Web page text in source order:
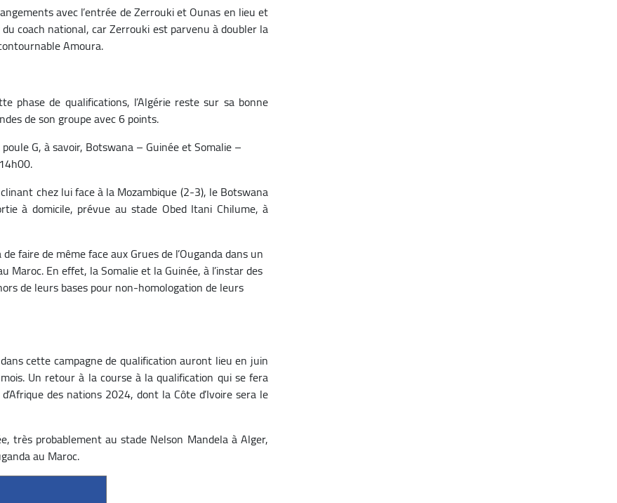
avec l’entrée de Zerrouki et Ounas en lieu et
coach national, car Zerrouki est parvenu à doubler la
Amoura.
phase de qualifications, l’Algérie reste sur sa bonne
de son groupe avec 6 points.
G, à savoir, Botswana – Guinée et Somalie –
chez lui face à la Mozambique (2-3), le Botswana
à domicile, prévue au stade Obed Itani Chilume, à
faire de même face aux Grues de l’Ouganda dans un
En effet, la Somalie et la Guinée, à l’instar des
de leurs bases pour non-homologation de leurs
cette campagne de qualification auront lieu en juin
Un retour à la course à la qualification qui se fera
des nations 2024, dont la Côte d’Ivoire sera le
très probablement au stade Nelson Mandela à Alger,
au Maroc.